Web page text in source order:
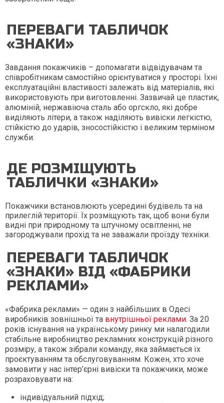
ПЕРЕВАГИ ТАБЛИЧОК
«ЗНАКИ»
Завдання покажчиків – допомагати відвідувачам та
співробітникам самостійно орієнтуватися у просторі. Їхні
експлуатаційні властивості залежать від матеріалів, які
використовують при виготовленні. Зазвичай це пластик,
алюміній, нержавіюча сталь або оргскло, які добре
виділяють літери, а також наділяють вивіски легкістю,
стійкістю до ударів, зносостійкістю і великим терміном
служби.
ДЕ РОЗМІЩУЮТЬ
ТАБЛИЧКИ «ЗНАКИ»
Покажчики встановлюють усередині будівель та на
прилеглій території. Їх розміщують так, щоб вони були
видні при природному та штучному освітленні, не
загороджували прохід та не заважали проїзду техніки.
ПЕРЕВАГИ ТАБЛИЧОК
«ЗНАКИ» ВІД «ФАБРИКИ
РЕКЛАМИ»
«Фабрика реклами» — один з найбільших в Одесі
виробників зовнішньої та внутрішньої реклами. За 20
років існування на українському ринку ми налагодили
стабільне виробництво рекламних конструкцій різного
розміру, а також зібрали команду, яка займається їх
проєктуванням та обслуговуванням. Кожен, хто хоче
замовити у нас інтер’єрні вивіски та покажчики, може
розраховувати на:
індивідуальний підхід;